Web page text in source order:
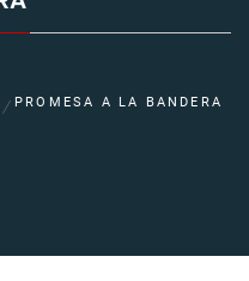
PROMESA A LA BANDERA